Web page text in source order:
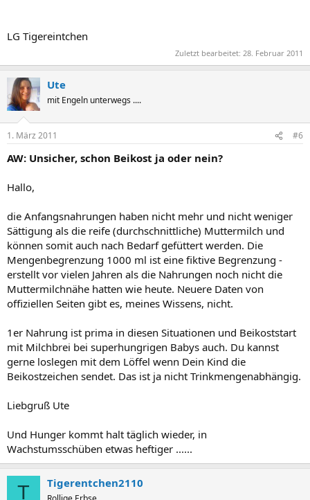
LG Tigereintchen
Zuletzt bearbeitet: 28. Februar 2011
Ute
mit Engeln unterwegs ....
1. März 2011 #6
AW: Unsicher, schon Beikost ja oder nein?
Hallo,
die Anfangsnahrungen haben nicht mehr und nicht weniger
Sättigung als die reife (durchschnittliche) Muttermilch und
können somit auch nach Bedarf gefüttert werden. Die
Mengenbegrenzung 1000 ml ist eine fiktive Begrenzung -
erstellt vor vielen Jahren als die Nahrungen noch nicht die
Muttermilchnähe hatten wie heute. Neuere Daten von
offiziellen Seiten gibt es, meines Wissens, nicht.
1er Nahrung ist prima in diesen Situationen und Beikoststart
mit Milchbrei bei superhungrigen Babys auch. Du kannst
gerne loslegen mit dem Löffel wenn Dein Kind die
Beikostzeichen sendet. Das ist ja nicht Trinkmengenabhängig.
Liebgruß Ute
Und Hunger kommt halt täglich wieder, in
Wachstumsschüben etwas heftiger ......
T Tigerentchen2110